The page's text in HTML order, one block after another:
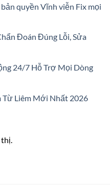
quyền Vĩnh viễn Fix mọi
Đoán Đúng Lỗi, Sửa
24/7 Hỗ Trợ Mọi Dòng
Từ Liêm Mới Nhất 2026
thị.